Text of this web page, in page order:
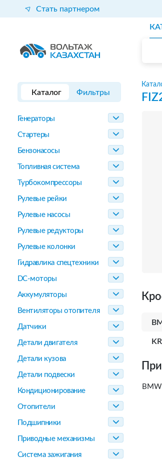
Стать партнером
Каталог Фильтры
Генераторы
Стартеры
Бензонасосы
Топливная система
Турбокомпрессоры
Рулевые рейки
Рулевые насосы
Рулевые редукторы
Рулевые колонки
Гидравлика спецтехники
DC-моторы
Аккумуляторы
Вентиляторы отопителя
Датчики
Детали двигателя
Детали кузова
Детали подвески
Кондиционирование
Отопители
Подшипники
Приводные механизмы
Система зажигания